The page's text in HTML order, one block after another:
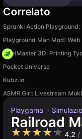
Correlato
PrintMaster 3D: Printing
Pocket Universe
Kubz.io
ASMR Girl: Livestream
Playgama /
Railroad
★★★★★ 4.2 /